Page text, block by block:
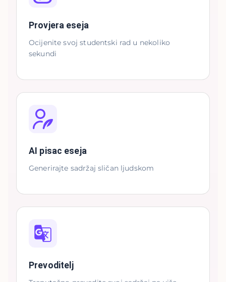
Provjera eseja
Ocijenite svoj studentski rad u nekoliko
sekundi
AI pisac eseja
Generirajte sadržaj sličan ljudskom
Prevoditelj